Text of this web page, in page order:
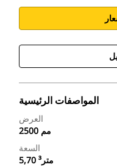
المواصفات الرئيسية
العرض
2500 مم
السعة
5,70 متر³